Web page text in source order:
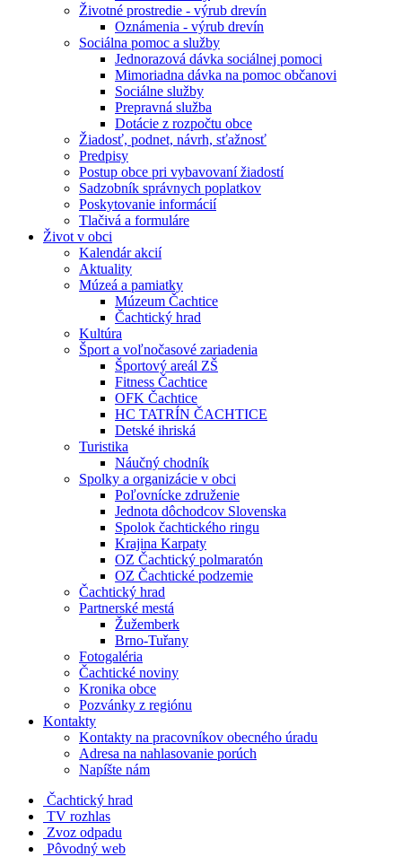
Životné prostredie - výrub drevín
Oznámenia - výrub drevín
Sociálna pomoc a služby
Jednorazová dávka sociálnej pomoci
Mimoriadna dávka na pomoc občanovi
Sociálne služby
Prepravná služba
Dotácie z rozpočtu obce
Žiadosť, podnet, návrh, sťažnosť
Predpisy
Postup obce pri vybavovaní žiadostí
Sadzobník správnych poplatkov
Poskytovanie informácií
Tlačivá a formuláre
Život v obci
Kalendár akcií
Aktuality
Múzeá a pamiatky
Múzeum Čachtice
Čachtický hrad
Kultúra
Šport a voľnočasové zariadenia
Športový areál ZŠ
Fitness Čachtice
OFK Čachtice
HC TATRÍN ČACHTICE
Detské ihriská
Turistika
Náučný chodník
Spolky a organizácie v obci
Poľovnícke združenie
Jednota dôchodcov Slovenska
Spolok čachtického ringu
Krajina Karpaty
OZ Čachtický polmaratón
OZ Čachtické podzemie
Čachtický hrad
Partnerské mestá
Žužemberk
Brno-Tuřany
Fotogaléria
Čachtické noviny
Kronika obce
Pozvánky z regiónu
Kontakty
Kontakty na pracovníkov obecného úradu
Adresa na nahlasovanie porúch
Napíšte nám
Čachtický hrad
TV rozhlas
Zvoz odpadu
Pôvodný web